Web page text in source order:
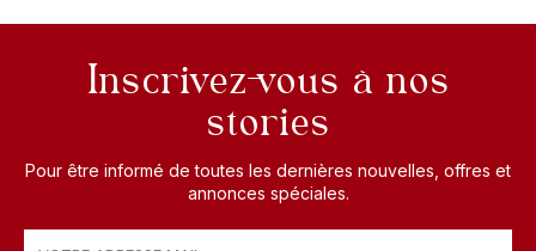
Inscrivez-vous à nos
stories
Pour être informé de toutes les dernières nouvelles, offres et
annonces spéciales.